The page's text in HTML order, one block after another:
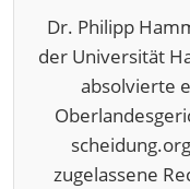
Dr. Philipp
der Universität
absolvierte
zugelassene